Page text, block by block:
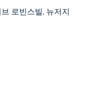
로빈스빌, 뉴저지